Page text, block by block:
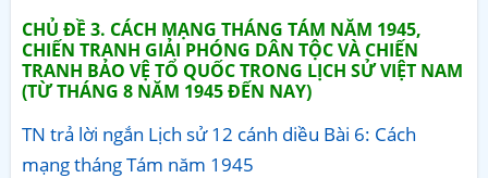
CHỦ ĐỀ 3. CÁCH MẠNG THÁNG TÁM NĂM 1945,
CHIẾN TRANH GIẢI PHÓNG DÂN TỘC VÀ CHIẾN
TRANH BẢO VỆ TỔ QUỐC TRONG LỊCH SỬ VIỆT NAM
(TỪ THÁNG 8 NĂM 1945 ĐẾN NAY)
TN trả lời ngắn Lịch sử 12 cánh diều Bài 6: Cách
mạng tháng Tám năm 1945